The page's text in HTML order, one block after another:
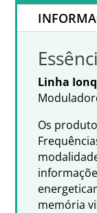
Linha
Os
memória